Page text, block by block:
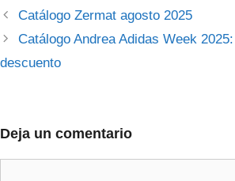
Catálogo Zermat agosto 2025
Catálogo Andrea Adidas Week
descuento
Deja un comentario